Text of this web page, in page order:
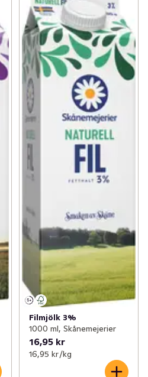
Filmjölk 3%
1000 ml, Skånemejerier
16,95 kr
16,95 kr /kg